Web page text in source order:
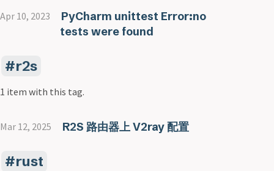
Apr 10, 2023
PyCharm unittest Error:no
tests were found
r2s
1 item with this tag.
Mar 12, 2025 R2S 路由器上 V2ray 配置
rust